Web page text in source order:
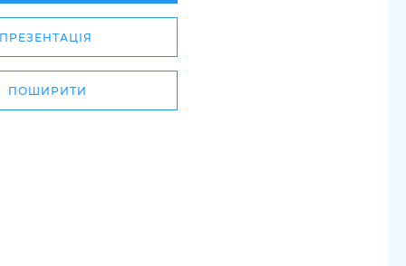
ПРЕЗЕНТАЦІЯ
ПОШИРИТИ